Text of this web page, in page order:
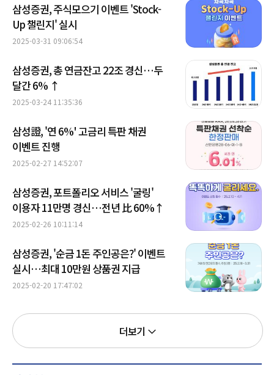
삼성증권, 주식모으기 이벤트 'Stock-
Up 챌린지' 실시
2025-03-31 09:06:54
삼성증권, 총 연금잔고 22조 경신…두
달간 6% ↑
2025-03-24 11:35:36
삼성證, '연 6%' 고금리 특판 채권
이벤트 진행
2025-02-27 14:52:07
삼성증권, 포트폴리오 서비스 '굴링'
이용자 11만명 경신…전년 比 60%↑
2025-02-26 10:11:14
삼성증권, '순금 1돈 주인공은?' 이벤트
실시…최대 10만원 상품권 지급
2025-02-20 17:47:02
더보기